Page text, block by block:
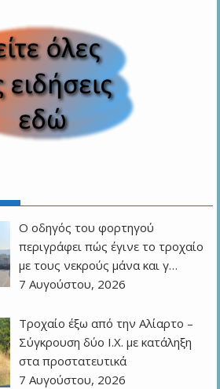
Ο οδηγός του φορτηγού
περιγράφει πώς έγινε το τροχαίο
με τους νεκρούς μάνα και γ…
7 Αυγούστου, 2026
Τροχαίο έξω από την Αλίαρτο –
Σύγκρουση δύο Ι.Χ. με κατάληξη
στα προστατευτικά
7 Αυγούστου, 2026